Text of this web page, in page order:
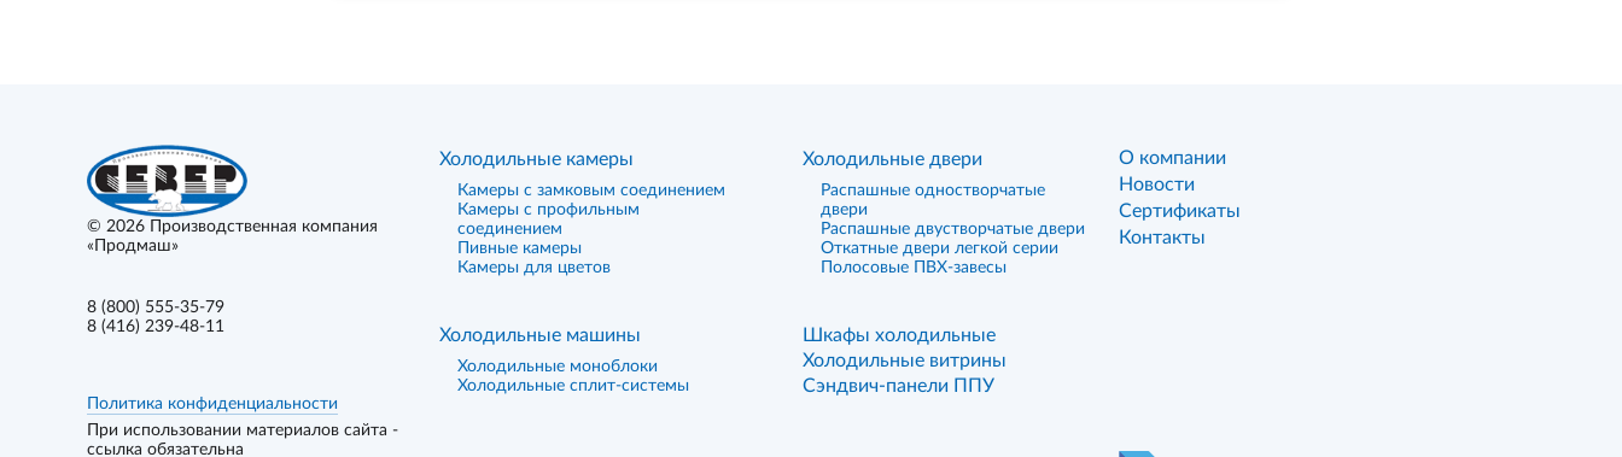
© 2026
Производственная компания
«Продмаш»
8 (800) 555-35-79
8 (416) 239-48-11
Политика конфиденциальности
При использовании материалов сайта -
ссылка обязательна
Холодильные камеры
Камеры с замковым соединением
Камеры с профильным
соединением
Пивные камеры
Камеры для цветов
Холодильные двери
Распашные одностворчатые
двери
Распашные двустворчатые двери
Откатные двери легкой серии
Полосовые ПВХ-завесы
Холодильные машины
Холодильные моноблоки
Холодильные сплит-системы
Шкафы холодильные
Холодильные витрины
Сэндвич-панели ППУ
О компании
Новости
Сертификаты
Контакты